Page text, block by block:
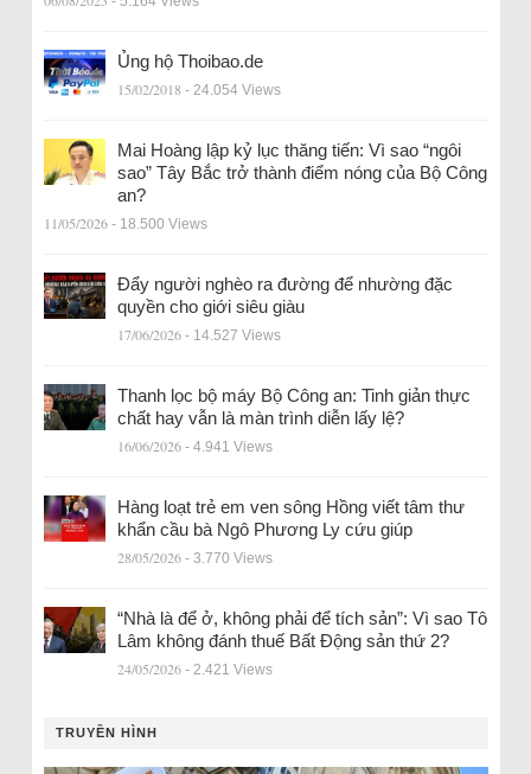
Ủng hộ Thoibao.de
15/02/2018 - 24.054 Views
Mai Hoàng lập kỷ lục thăng tiến: Vì sao “ngôi
sao” Tây Bắc trở thành điểm nóng của Bộ Công
an?
11/05/2026 - 18.500 Views
Đẩy người nghèo ra đường để nhường đặc
quyền cho giới siêu giàu
17/06/2026 - 14.527 Views
Thanh lọc bộ máy Bộ Công an: Tinh giản thực
chất hay vẫn là màn trình diễn lấy lệ?
16/06/2026 - 4.941 Views
Hàng loạt trẻ em ven sông Hồng viết tâm thư
khẩn cầu bà Ngô Phương Ly cứu giúp
28/05/2026 - 3.770 Views
“Nhà là để ở, không phải để tích sản”: Vì sao Tô
Lâm không đánh thuế Bất Động sản thứ 2?
24/05/2026 - 2.421 Views
TRUYỀN HÌNH